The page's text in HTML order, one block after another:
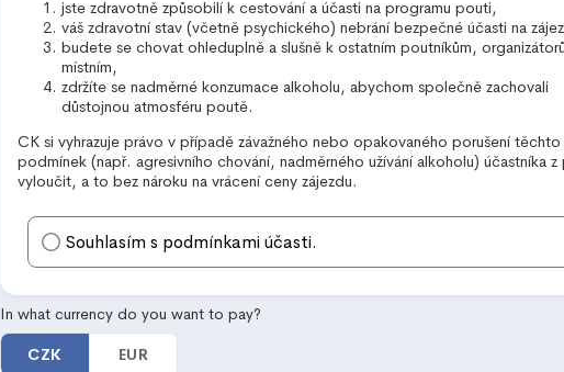
jste zdravotně způsobilí k cestování a účasti na programu pouti,
váš zdravotní stav (včetně psychického) nebrání bezpečné účasti na
budete se chovat ohleduplně a slušně k ostatním poutníkům,
místním,
zdržíte se nadměrné konzumace alkoholu, abychom společně zachovali
důstojnou atmosféru poutě.
CK si vyhrazuje právo v případě závažného nebo opakovaného porušení těchto
podmínek (např. agresivního chování, nadměrného užívání alkoholu) účastníka
vyloučit, a to bez nároku na vrácení ceny zájezdu.
Souhlasím s podmínkami účasti.
In what currency do you want to pay?
CZK EUR